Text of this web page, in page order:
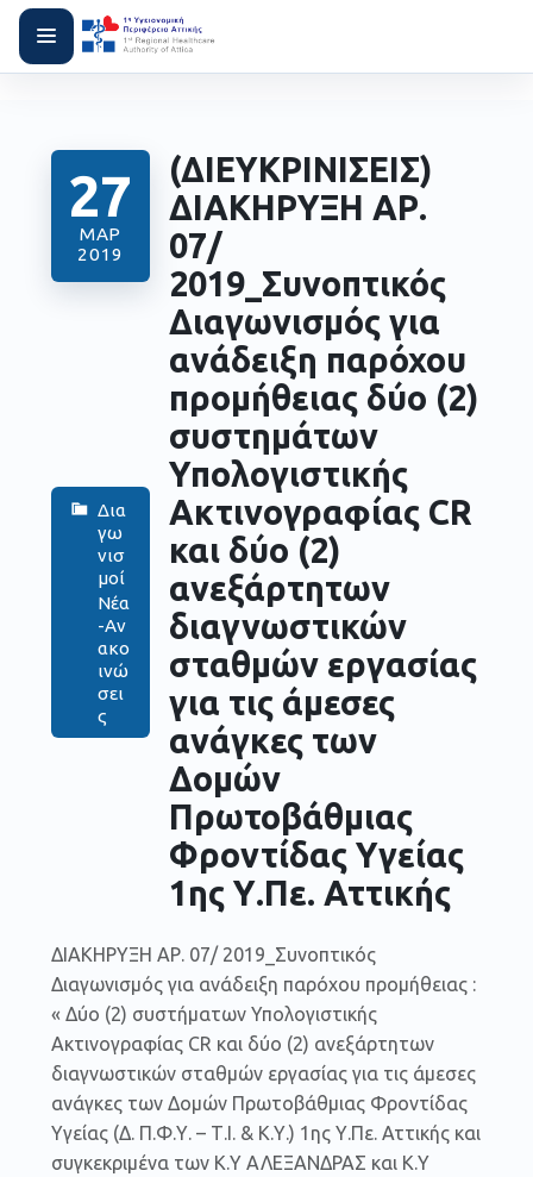
27
ΜΑΡ
2019
Δια
γω
νισ
μοί
Νέα
-Αν
ακο
ινώ
σει
ς
(ΔΙΕΥΚΡΙΝΙΣΕΙΣ)
ΔΙΑΚΗΡΥΞΗ ΑΡ.
07/
2019_Συνοπτικός
Διαγωνισμός για
ανάδειξη παρόχου
προμήθειας δύο (2)
συστημάτων
Υπολογιστικής
Ακτινογραφίας CR
και δύο (2)
ανεξάρτητων
διαγνωστικών
σταθμών εργασίας
για τις άμεσες
ανάγκες των
Δομών
Πρωτοβάθμιας
Φροντίδας Υγείας
1ης Υ.Πε. Αττικής
ΔΙΑΚΗΡΥΞΗ ΑΡ. 07/ 2019_Συνοπτικός
Διαγωνισμός για ανάδειξη παρόχου προμήθειας :
« Δύο (2) συστήματων Υπολογιστικής
Ακτινογραφίας CR και δύο (2) ανεξάρτητων
διαγνωστικών σταθμών εργασίας για τις άμεσες
ανάγκες των Δομών Πρωτοβάθμιας Φροντίδας
Υγείας (Δ. Π.Φ.Υ. – Τ.Ι. & Κ.Υ.) 1ης Υ.Πε. Αττικής και
συγκεκριμένα των Κ.Υ ΑΛΕΞΑΝΔΡΑΣ και Κ.Υ